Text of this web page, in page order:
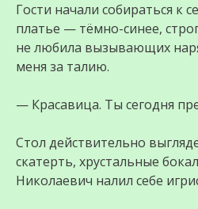
Гости начали собираться к
платье — тёмно-синее,
не любила вызывающих
меня за талию.
— Красавица. Ты сегодня
Стол действительно
скатерть, хрустальные
Николаевич налил себе